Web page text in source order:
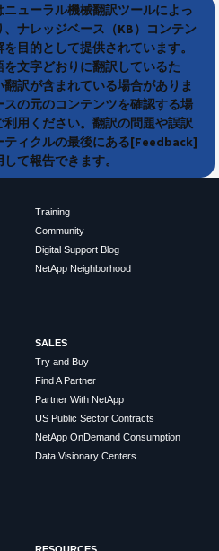
ニューラル機械翻訳ツールによっ
ナレッジベース（KB）コンテン
目的として提供されています。
文字どおりに翻訳しているた
訳が含まれている場合がありま
の元のコンテンツを確認する場
用ください。翻訳の問題や誤訳
ティクルの最後にある[Feedback]
て報告できます。
Training
Community
Digital Support Blog
NetApp Neighborhood
SALES
Try and Buy
Find A Partner
Partner With NetApp
US Public Sector Contracts
NetApp OnDemand Consumption
Data Visionary Centers